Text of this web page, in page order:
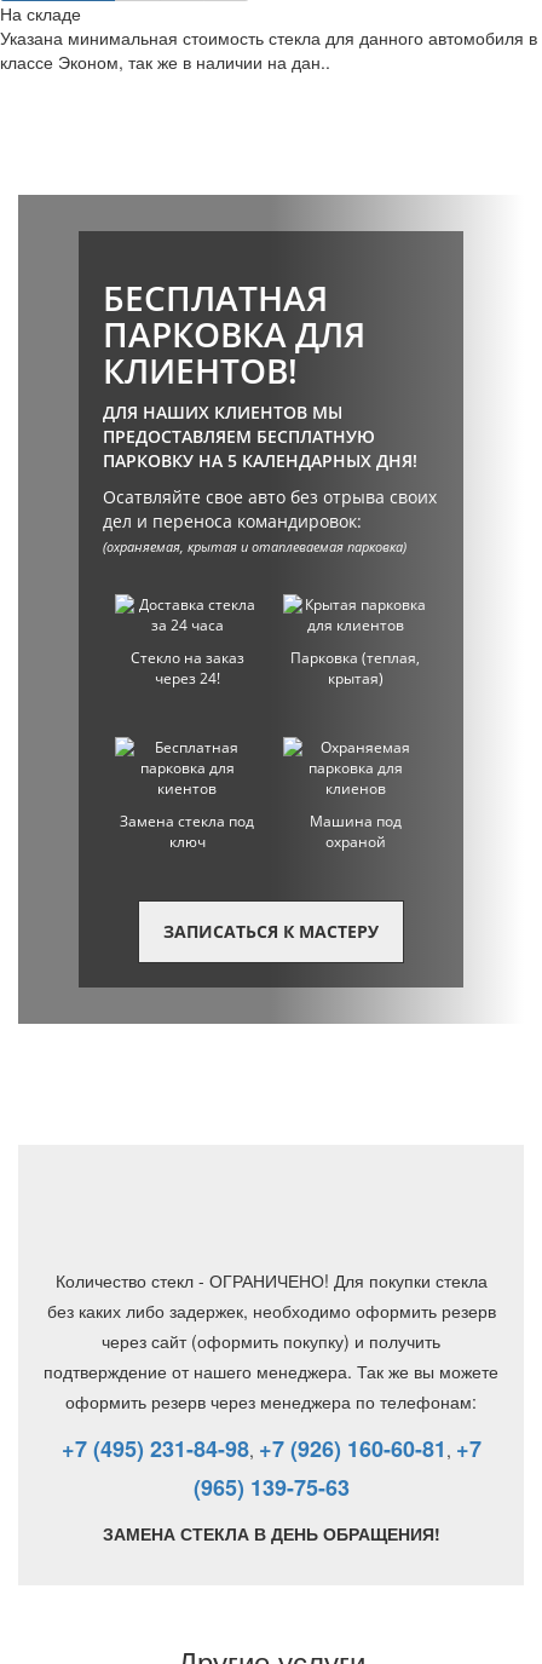
На складе
Указана минимальная стоимость стекла для данного автомобиля в
классе Эконом, так же в наличии на дан..
БЕСПЛАТНАЯ
ПАРКОВКА ДЛЯ
КЛИЕНТОВ!
ДЛЯ НАШИХ КЛИЕНТОВ МЫ
ПРЕДОСТАВЛЯЕМ БЕСПЛАТНУЮ
ПАРКОВКУ НА 5 КАЛЕНДАРНЫХ ДНЯ!
Осатвляйте свое авто без отрыва своих
дел и переноса командировок:
(охраняемая, крытая и отаплеваемая парковка)
Стекло на заказ
через 24!
Парковка (теплая,
крытая)
Замена стекла под
ключ
Машина под
охраной
ЗАПИСАТЬСЯ К МАСТЕРУ
Количество стекл - ОГРАНИЧЕНО! Для покупки стекла
без каких либо задержек, необходимо оформить резерв
через сайт (оформить покупку) и получить
подтверждение от нашего менеджера. Так же вы можете
оформить резерв через менеджера по телефонам:
+7 (495) 231-84-98, +7 (926) 160-60-81 , +7
(965) 139-75-63
ЗАМЕНА СТЕКЛА В ДЕНЬ ОБРАЩЕНИЯ!